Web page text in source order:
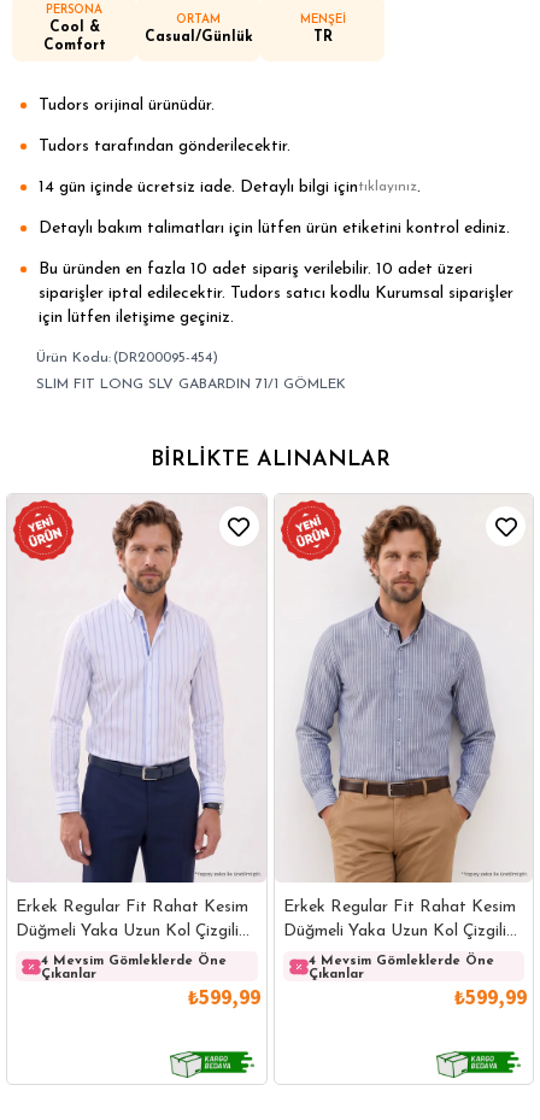
PERSONA
Cool &
Comfort
ORTAM
Casual/Günlük
MENŞEİ
TR
Tudors orijinal ürünüdür.
Tudors tarafından gönderilecektir.
14 gün içinde ücretsiz iade. Detaylı bilgi içintıklayınız.
Detaylı bakım talimatları için lütfen ürün etiketini kontrol ediniz.
Bu üründen en fazla 10 adet sipariş verilebilir. 10 adet üzeri
siparişler iptal edilecektir. Tudors satıcı kodlu Kurumsal siparişler
için lütfen iletişime geçiniz.
(DR200095-454)
SLIM FIT LONG SLV GABARDIN 71/1 GÖMLEK
BIRLIKTE ALINANLAR
Erkek Regular Fit Rahat Kesim
Düğmeli Yaka Uzun Kol Çizgili
Pamuklu Beyaz Gömlek
4 Mevsim Gömleklerde Öne
Çıkanlar
₺599,99
Erkek Regular Fit Rahat Kesim
Düğmeli Yaka Uzun Kol Çizgili
Pamuklu Lacivert Gömlek
4 Mevsim Gömleklerde Öne
Çıkanlar
₺599,99